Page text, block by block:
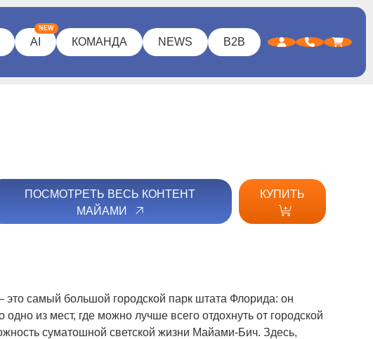
AI
NEW
КОМАНДА NEWS B2B
ПОСМОТРЕТЬ ВЕСЬ КОНТЕНТ
МАЙАМИ
КУПИТЬ
самый большой городской парк штата Флорида: он
из мест, где можно лучше всего отдохнуть от городской
суматошной светской жизни Майами-Бич. Здесь,